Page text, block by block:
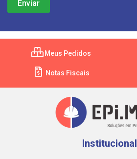
Meus Pedidos
Notas Fiscais
Institucional